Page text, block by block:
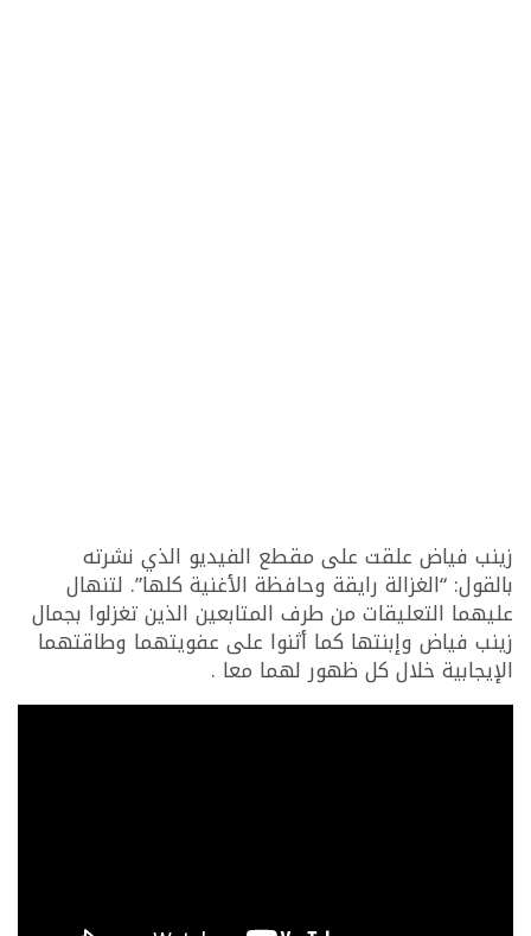
زينب فياض علقت على مقطع الفيديو الذي نشرته
بالقول: “الغزالة رايقة وحافظة الأغنية كلها”. لتنهال
عليهما التعليقات من طرف المتابعين الذين تغزلوا بجمال
زينب فياض وإبنتها كما أثنوا على عفويتهما وطاقتهما
الإيجابية خلال كل ظهور لهما معا .